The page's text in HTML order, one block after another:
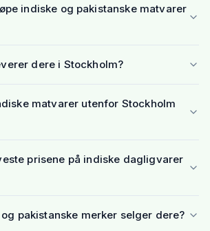
indiske og pakistanske matvarer
dere i Stockholm?
matvarer utenfor Stockholm
prisene på indiske dagligvarer
pakistanske merker selger dere?